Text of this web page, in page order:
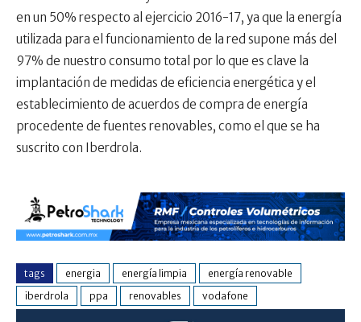
en un 50% respecto al ejercicio 2016-17, ya que la energía
utilizada para el funcionamiento de la red supone más del
97% de nuestro consumo total por lo que es clave la
implantación de medidas de eficiencia energética y el
establecimiento de acuerdos de compra de energía
procedente de fuentes renovables, como el que se ha
suscrito con Iberdrola.
tags energia energía limpia
energía renovable
iberdrola
ppa renovables vodafone